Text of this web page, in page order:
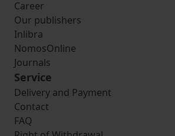
Career
Our publishers
Inlibra
NomosOnline
Journals
Service
Delivery and Payment
Contact
FAQ